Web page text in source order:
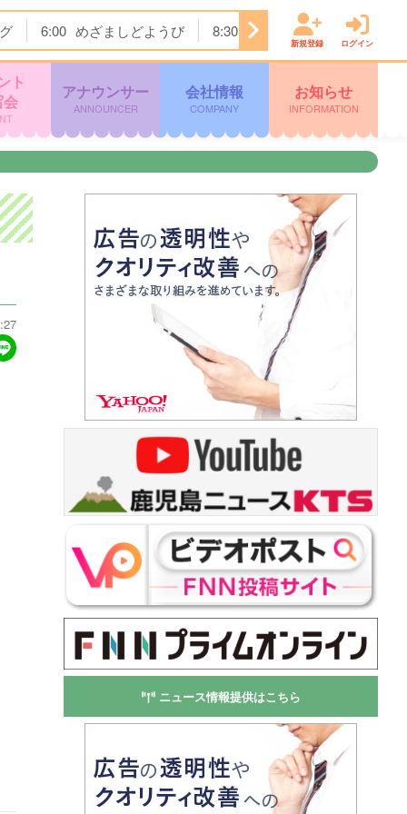
6:00 めざましどようび 8:30 土曜はナニする！？
新規登録 ログイン
ト
アナウンサー
ANNOUNCER
会社情報
COMPANY
お知らせ
INFORMATION
ニュース情報提供はこちら